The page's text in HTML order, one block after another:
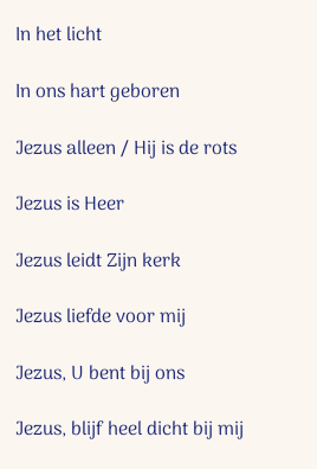
In het licht
In ons hart geboren
Jezus alleen / Hij is de rots
Jezus is Heer
Jezus leidt Zijn kerk
Jezus liefde voor mij
Jezus, U bent bij ons
Jezus, blijf heel dicht bij mij